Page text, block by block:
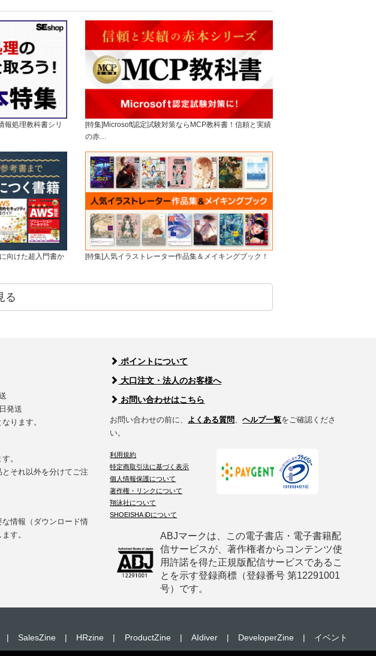
報処理教科書シリ
[特集]Microsoft認定試験対策ならMCP教科書！信頼と実績
の赤…
向けた超入門書か
[特集]人気イラストレーター作品集＆メイキングブック！
る
発送
ります。
。
それ以外を分けてご注
情報（ダウンロード情
す。
ポイントについて
大口注文・法人のお客様へ
お問い合わせはこちら
お問い合わせの前に、 よくある質問 、ヘルプ一覧をご確認くださ
い。
利用規約
特定商取引法に基づく表示
個人情報保護について
著作権・リンクについて
翔泳社について
SHOEISHA iDについて
ABJマークは、この電子書店・電子書籍配
信サービスが、著作権者からコンテンツ使
用許諾を得た正規版配信サービスであるこ
とを示す登録商標（登録番号 第12291001
号）です。
| SalesZine | HRzine | ProductZine | AIdiver | DeveloperZine | イベント